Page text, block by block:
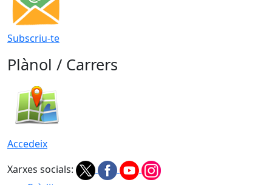
Subscriu-te
Plànol / Carrers
Accedeix
Xarxes socials: